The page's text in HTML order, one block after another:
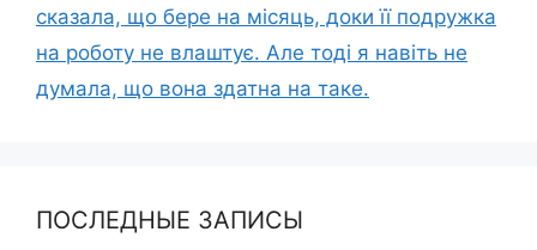
сказала, що бере на місяць, доки її подружка
на роботу не влаштує. Але тоді я навіть не
думала, що вона здатна на таке.
ПОСЛЕДНЫЕ ЗАПИСЫ